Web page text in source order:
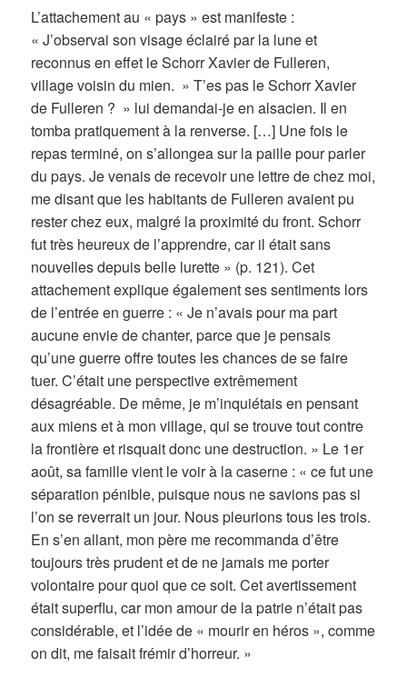
L’attachement au « pays » est manifeste :
« J’observai son visage éclairé par la lune et
reconnus en effet le Schorr Xavier de Fulleren,
village voisin du mien. » T’es pas le Schorr Xavier
de Fulleren ? » lui demandai-je en alsacien. Il en
tomba pratiquement à la renverse. […] Une fois le
repas terminé, on s’allongea sur la paille pour parler
du pays. Je venais de recevoir une lettre de chez moi,
me disant que les habitants de Fulleren avaient pu
rester chez eux, malgré la proximité du front. Schorr
fut très heureux de l’apprendre, car il était sans
nouvelles depuis belle lurette » (p. 121). Cet
attachement explique également ses sentiments lors
de l’entrée en guerre : « Je n’avais pour ma part
aucune envie de chanter, parce que je pensais
qu’une guerre offre toutes les chances de se faire
tuer. C’était une perspective extrêmement
désagréable. De même, je m’inquiétais en pensant
aux miens et à mon village, qui se trouve tout contre
la frontière et risquait donc une destruction. » Le 1er
août, sa famille vient le voir à la caserne : « ce fut une
séparation pénible, puisque nous ne savions pas si
l’on se reverrait un jour. Nous pleurions tous les trois.
En s’en allant, mon père me recommanda d’être
toujours très prudent et de ne jamais me porter
volontaire pour quoi que ce soit. Cet avertissement
était superflu, car mon amour de la patrie n’était pas
considérable, et l’idée de « mourir en héros », comme
on dit, me faisait frémir d’horreur. »